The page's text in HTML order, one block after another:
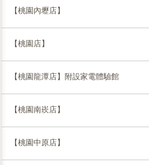
【桃園內壢店】
【桃園店】
【桃園龍潭店】附設家電體驗館
【桃園南崁店】
【桃園中原店】